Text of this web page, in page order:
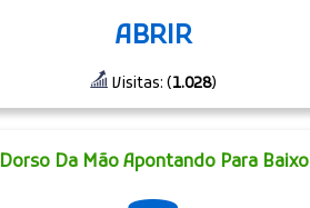
ABRIR
Visitas: (1.028)
Dorso Da Mão Apontando Para Baixo